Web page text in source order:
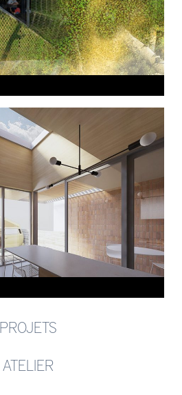
PROJETS
ATELIER